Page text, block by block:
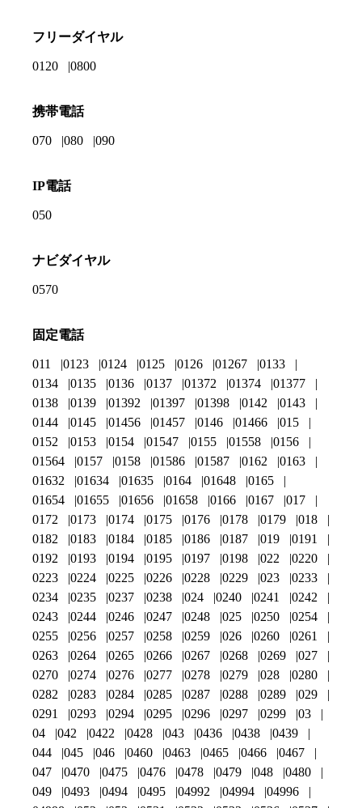
フリーダイヤル
0120 0800
携帯電話
070 080 090
IP電話
050
ナビダイヤル
0570
固定電話
011 0123 0124 0125 0126 01267
0133
0134
0135 0136 0137 01372 01374
01377
0138
0139 01392 01397 01398 0142
0143
0144
0145 01456 01457 0146 01466
015
0152
0153 0154 01547 0155 01558
0156
01564
0157 0158 01586 01587 0162
0163
01632
01634 01635 0164 01648
0165
01654
01655 01656 01658 0166 0167
017
0172
0173 0174 0175 0176 0178 0179
018
0182
0183 0184 0185 0186 0187 019
0191
0192
0193 0194 0195 0197 0198 022
0220
0223
0224 0225 0226 0228 0229 023
0233
0234
0235 0237 0238 024 0240 0241
0242
0243
0244 0246 0247 0248 025 0250
0254
0255
0256 0257 0258 0259 026 0260
0261
0263
0264 0265 0266 0267 0268 0269
027
0270
0274 0276 0277 0278 0279 028
0280
0282
0283 0284 0285 0287 0288 0289
029
0291
0293 0294 0295 0296 0297 0299
03
04
042 0422 0428 043 0436 0438
0439
044
045 046 0460 0463 0465 0466
0467
047
0470 0475 0476 0478 0479 048
0480
049
0493 0494 0495 04992 04994
04996